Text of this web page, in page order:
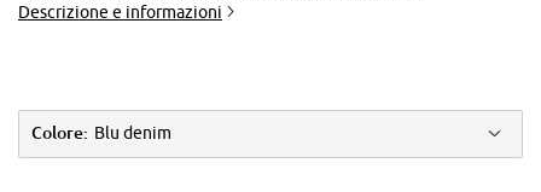
Descrizione e informazioni
Colore: Blu denim